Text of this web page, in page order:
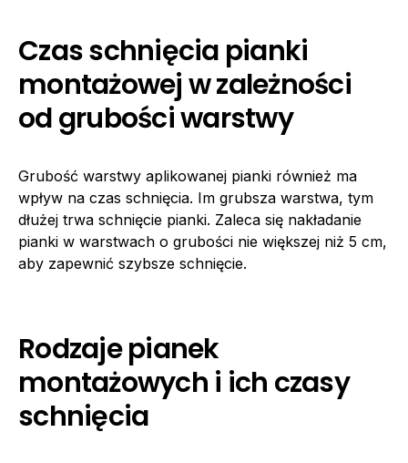
Czas schnięcia pianki
montażowej w zależności
od grubości warstwy
Grubość warstwy aplikowanej pianki również ma
wpływ na czas schnięcia. Im grubsza warstwa, tym
dłużej trwa schnięcie pianki. Zaleca się nakładanie
pianki w warstwach o grubości nie większej niż 5 cm,
aby zapewnić szybsze schnięcie.
Rodzaje pianek
montażowych i ich czasy
schnięcia